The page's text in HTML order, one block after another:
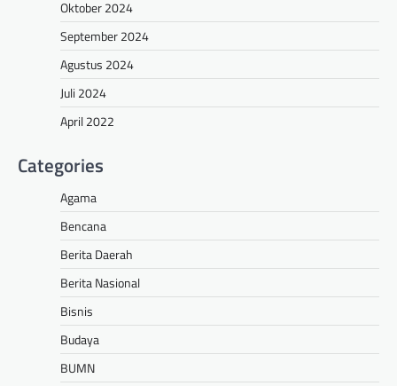
Oktober 2024
September 2024
Agustus 2024
Juli 2024
April 2022
Categories
Agama
Bencana
Berita Daerah
Berita Nasional
Bisnis
Budaya
BUMN